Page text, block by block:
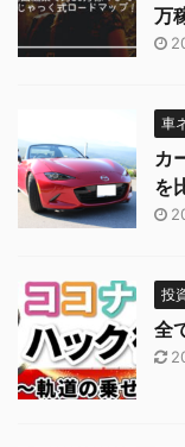
万
車
カ
を
投
全